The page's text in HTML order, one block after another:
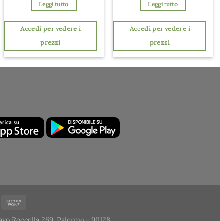
Leggi tutto
Accedi per vedere i
prezzi
Leggi tutto
Accedi per vedere i
prezzi